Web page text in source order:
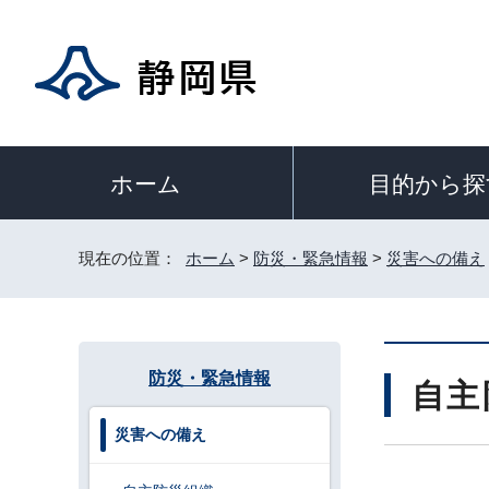
ホーム 目的から
現在の位置： ホーム > 防災・緊急情報 > 災害への備え
自
防災・緊急情報
災害への備え